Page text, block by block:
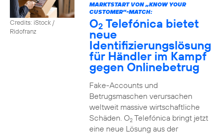
Credits: iStock /
Ridofranz
MARKTSTART VON „KNOW YOUR
CUSTOMER”-MATCH:
O2 Telefónica bietet
neue
Identifizierungslösung
für Händler im Kampf
gegen Onlinebetrug
Fake-Accounts und
Betrugsmaschen verursachen
weltweit massive wirtschaftliche
Schäden. O2Telefónica bringt jetzt
eine neue Lösung aus der